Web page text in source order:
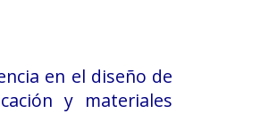
en el diseño de
y materiales